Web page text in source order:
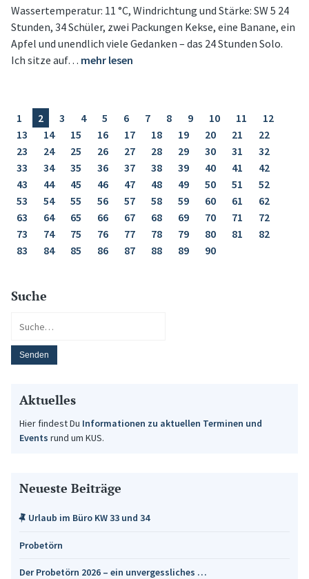
Wassertemperatur: 11 °C, Windrichtung und Stärke: SW 5 24
Stunden, 34 Schüler, zwei Packungen Kekse, eine Banane, ein
Apfel und unendlich viele Gedanken – das 24 Stunden Solo.
Ich sitze auf… mehr lesen
1 2 3 4 5 6 7 8 9 10 11
12
13
14 15 16 17 18 19 20 21
22
23
24 25 26 27 28 29 30 31
32
33
34 35 36 37 38 39 40 41
42
43
44 45 46 47 48 49 50 51
52
53
54 55 56 57 58 59 60 61
62
63
64 65 66 67 68 69 70 71
72
73
74 75 76 77 78 79 80 81
82
83
84 85 86 87 88 89 90
Suche
Aktuelles
Hier findest Du Informationen zu aktuellen Terminen und
Events rund um KUS.
Neueste Beiträge
Urlaub im Büro KW 33 und 34
Probetörn
Der Probetörn 2026 – ein unvergessliches …